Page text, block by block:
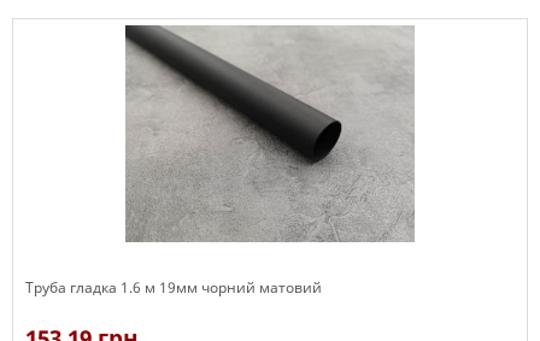
Труба гладка 1.6 м 19мм чорний матовий